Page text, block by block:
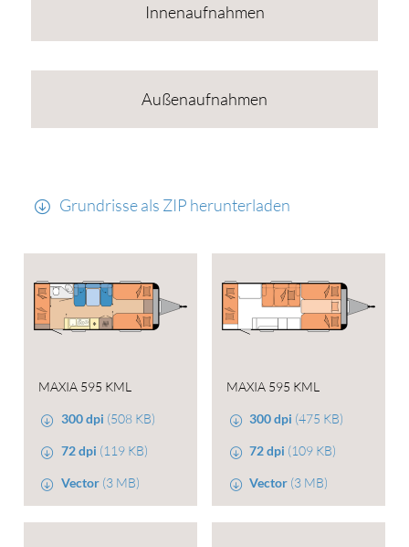
Innenaufnahmen
Außenaufnahmen
Grundrisse als ZIP herunterladen
MAXIA 595 KML
300 dpi (508 KB)
72 dpi (119 KB)
Vector (3 MB)
MAXIA 595 KML
300 dpi (475 KB)
72 dpi (109 KB)
Vector (3 MB)